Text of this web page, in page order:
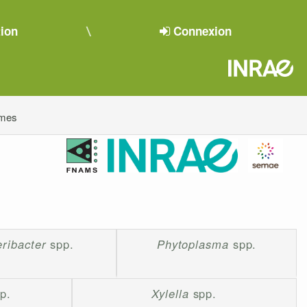
Connexion
spp. Phytoplasma spp.
Xylella spp.